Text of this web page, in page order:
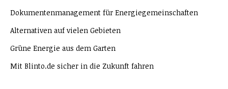
Dokumentenmanagement für Energiegemeinschaften
Alternativen auf vielen Gebieten
Grüne Energie aus dem Garten
Mit Blinto.de sicher in die Zukunft fahren